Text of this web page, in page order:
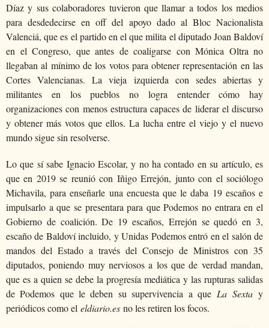
Díaz y sus colaboradores tuvieron que llamar a todos los medios
para desdedecirse en off del apoyo dado al Bloc Nacionalista
Valenciá, que es el partido en el que milita el diputado Joan Baldoví
en el Congreso, que antes de coaligarse con Mónica Oltra no
llegaban al mínimo de los votos para obtener representación en las
Cortes Valencianas. La vieja izquierda con sedes abiertas y
militantes en los pueblos no logra entender cómo hay
organizaciones con menos estructura capaces de liderar el discurso
y obtener más votos que ellos. La lucha entre el viejo y el nuevo
mundo sigue sin resolverse.
Lo que sí sabe Ignacio Escolar, y no ha contado en su artículo, es
que en 2019 se reunió con Iñigo Errejón, junto con el sociólogo
Michavila, para enseñarle una encuesta que le daba 19 escaños e
impulsarlo a que se presentara para que Podemos no entrara en el
Gobierno de coalición. De 19 escaños, Errejón se quedó en 3,
escaño de Baldoví incluido, y Unidas Podemos entró en el salón de
mandos del Estado a través del Consejo de Ministros con 35
diputados, poniendo muy nerviosos a los que de verdad mandan,
que es a quien se debe la progresía mediática y las rupturas salidas
de Podemos que le deben su supervivencia a que La Sextay
periódicos como el eldiario.es no les retiren los focos.